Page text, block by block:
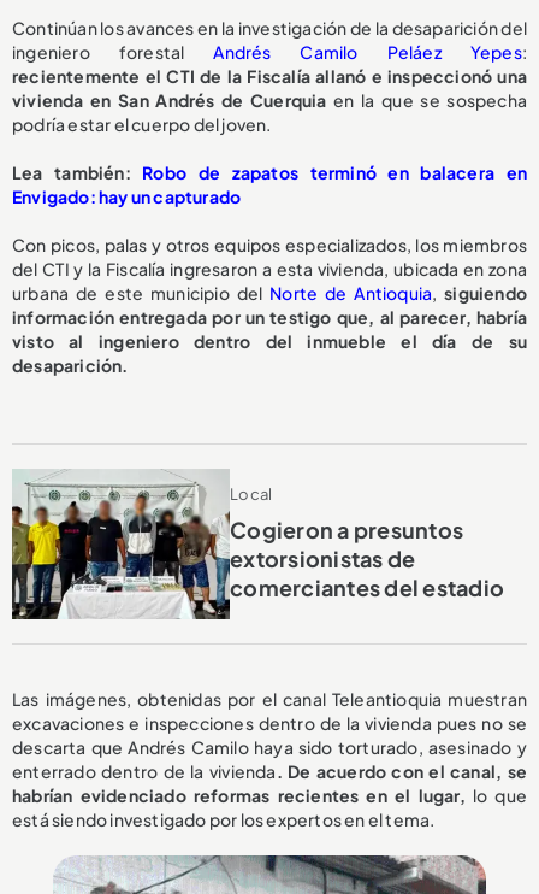
Continúan los avances en la investigación de la desaparición del
ingeniero forestal Andrés Camilo Peláez Yepes:
recientemente el CTI de la Fiscalía allanó e inspeccionó una
vivienda en San Andrés de Cuerquia en la que se sospecha
podría estar el cuerpo del joven.
Lea también: Robo de zapatos terminó en balacera en
Envigado: hay un capturado
Con picos, palas y otros equipos especializados, los miembros
del CTI y la Fiscalía ingresaron a esta vivienda, ubicada en zona
urbana de este municipio del Norte de Antioquia
siguiendo
información entregada por un testigo que, al parecer, habría
visto al ingeniero dentro del inmueble el día de su
desaparición.
Local
Cogieron a presuntos
extorsionistas de
comerciantes del estadio
Las imágenes, obtenidas por el canal Teleantioquia muestran
excavaciones e inspecciones dentro de la vivienda pues no se
descarta que Andrés Camilo haya sido torturado, asesinado y
enterrado dentro de la vivienda . De acuerdo con el canal, se
habrían evidenciado reformas recientes en el lugar,
lo que
está siendo investigado por los expertos en el tema.